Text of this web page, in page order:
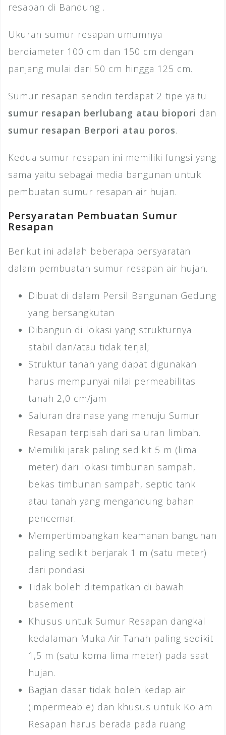
resapan di Bandung .
Ukuran sumur resapan umumnya
berdiameter 100 cm dan 150 cm dengan
panjang mulai dari 50 cm hingga 125 cm.
Sumur resapan sendiri terdapat 2 tipe yaitu
sumur resapan berlubang atau biopori dan
sumur resapan Berpori atau poros.
Kedua sumur resapan ini memiliki fungsi yang
sama yaitu sebagai media bangunan untuk
pembuatan sumur resapan air hujan.
Persyaratan Pembuatan Sumur
Resapan
Berikut ini adalah beberapa persyaratan
dalam pembuatan sumur resapan air hujan.
Dibuat di dalam Persil Bangunan Gedung
yang bersangkutan
Dibangun di lokasi yang strukturnya
stabil dan/atau tidak terjal;
Struktur tanah yang dapat digunakan
harus mempunyai nilai permeabilitas
tanah 2,0 cm/jam
Saluran drainase yang menuju Sumur
Resapan terpisah dari saluran limbah.
Memiliki jarak paling sedikit 5 m (lima
meter) dari lokasi timbunan sampah,
bekas timbunan sampah, septic tank
atau tanah yang mengandung bahan
pencemar.
Mempertimbangkan keamanan bangunan
paling sedikit berjarak 1 m (satu meter)
dari pondasi
Tidak boleh ditempatkan di bawah
basement
Khusus untuk Sumur Resapan dangkal
kedalaman Muka Air Tanah paling sedikit
1,5 m (satu koma lima meter) pada saat
hujan.
Bagian dasar tidak boleh kedap air
(impermeable) dan khusus untuk Kolam
Resapan harus berada pada ruang